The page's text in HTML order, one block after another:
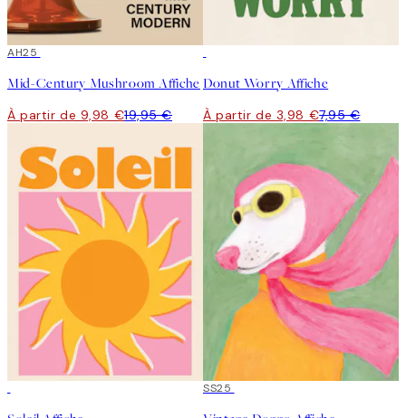
50%*
AH25
Mid-Century Mushroom Affiche
À partir de 9,98 €19,95 €
Donut Worry Affiche
À partir de 3,98 €7,95 €
50%*
SS25